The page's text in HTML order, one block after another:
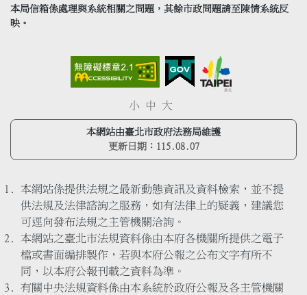
本局信箱係處理與系統相關之問題，其餘市政問題請至陳情系統反
映。
小 中 大
本網站由臺北市政府法務局維護
更新日期： 115.08.07
本網站係提供法規之最新動態資訊及資料檢索，並不提
供法規及法律諮詢之服務，如有法律上的疑義，建議您
可逕向發布法規之主管機關洽詢。
本網站之臺北市法規資料係由本府各機關所提供之電子
檔或書面編排製作，若與本府公報之公布文字有所不
同，以本府公報刊載之資料為準。
有關中央法規資料係由本系統於政府公報及各主管機關